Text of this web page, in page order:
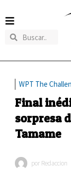
WPT The
Final
sorpresa
Tamame
por Redaccion